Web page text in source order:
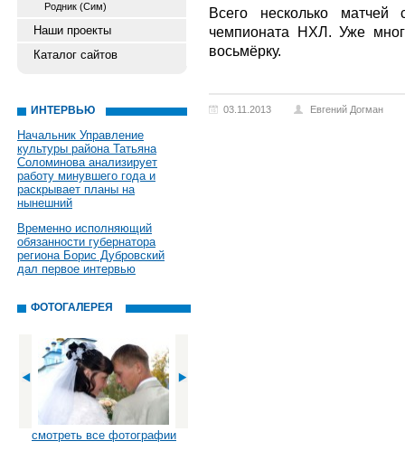
Родник (Сим)
Наши проекты
Каталог сайтов
ИНТЕРВЬЮ
Начальник Управление
культуры района Татьяна
Соломинова анализирует
работу минувшего года и
раскрывает планы на
нынешний
Временно исполняющий
обязанности губернатора
региона Борис Дубровский
дал первое интервью
ФОТОГАЛЕРЕЯ
смотреть все фотографии
Всего несколько матчей
чемпионата НХЛ. Уже
восьмёрку.
03.11.2013 Евгений Догман